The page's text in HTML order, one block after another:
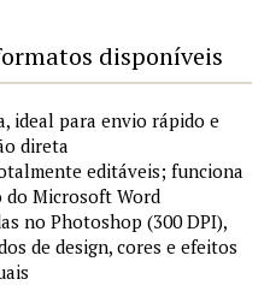
disponíveis
ideal para envio rápido e
direta
editáveis; funciona
do Microsoft Word
no Photoshop (300 DPI),
de design, cores e efeitos